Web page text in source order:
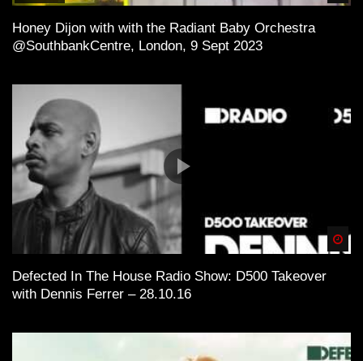
Honey Dijon with with the Radiant Baby Orchestra
@SouthbankCentre, London, 9 Sept 2023
Defected In The House Radio Show: D500 Takeover
with Dennis Ferrer – 28.10.16